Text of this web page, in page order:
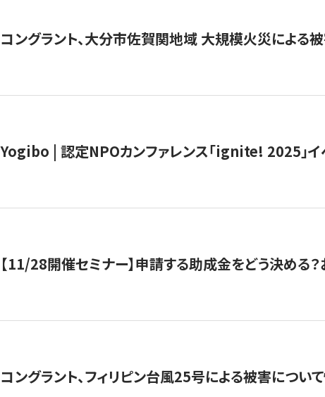
コングラント、大分市佐賀関地域 大規模火災による
Yogibo | 認定NPOカンファレンス「ignite! 2025」イ
【11/28開催セミナー】申請する助成金をどう決める
コングラント、フィリピン台風25号による被害につい